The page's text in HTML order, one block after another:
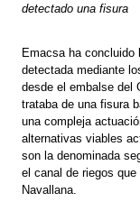
detectado una fisura
Emacsa ha concluido
detectada mediante
desde el embalse del
trataba de una fisura
una compleja
alternativas viables
son la denominada
el canal de riegos
Navallana.